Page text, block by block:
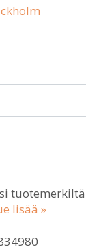
lisää »